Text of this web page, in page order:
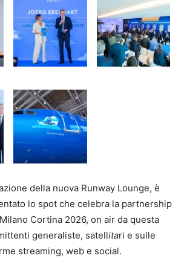
della nuova Runway Lounge, è
lo spot che celebra la partnership
Cortina 2026, on air da questa
generaliste, satellitari e sulle
streaming, web e social.